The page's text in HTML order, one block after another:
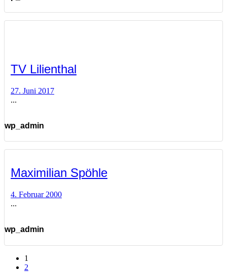
TV Lilienthal
27. Juni 2017
...
wp_admin
Maximilian Spöhle
4. Februar 2000
...
wp_admin
1
2